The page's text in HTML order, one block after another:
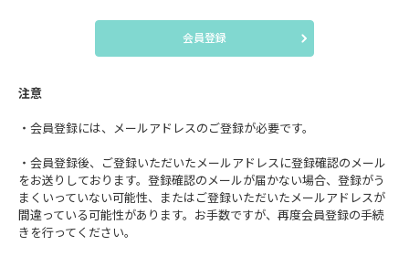
会員登録
注意
・会員登録には、メールアドレスのご登録が必要です。
・会員登録後、ご登録いただいたメールアドレスに登録確認のメール
をお送りしております。登録確認のメールが届かない場合、登録がう
まくいっていない可能性、またはご登録いただいたメールアドレスが
間違っている可能性があります。お手数ですが、再度会員登録の手続
きを行ってください。